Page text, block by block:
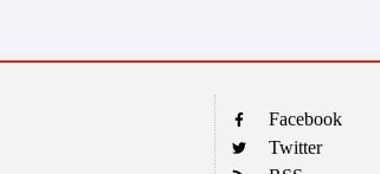
Facebook
Twitter